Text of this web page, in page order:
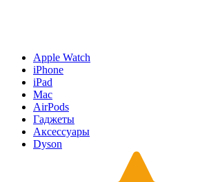
Apple Watch
iPhone
iPad
Mac
AirPods
Гаджеты
Аксессуары
Dyson